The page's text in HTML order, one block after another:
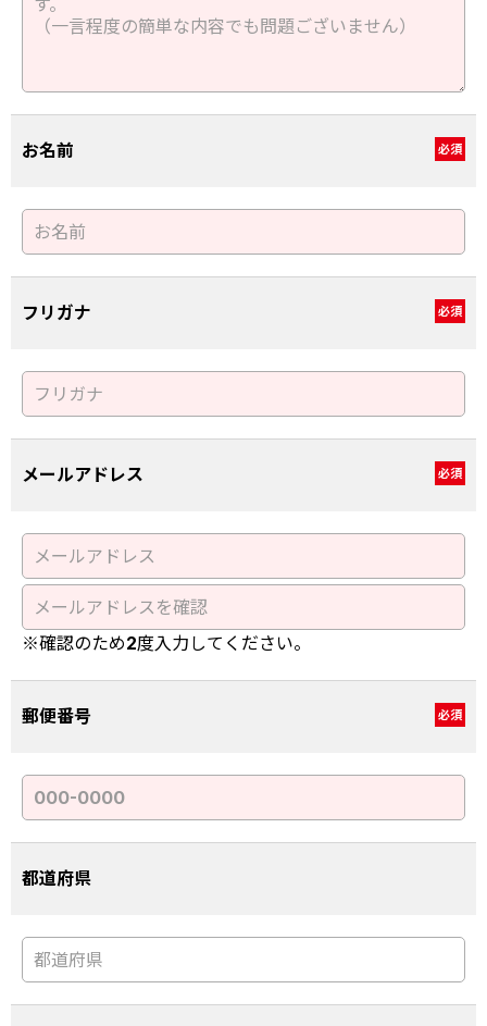
お名前 必須
フリガナ 必須
メールアドレス 必須
※確認のため2度入力してください。
郵便番号 必須
都道府県